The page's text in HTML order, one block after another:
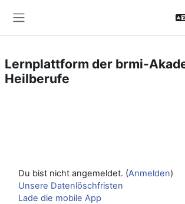
Lernplattform der brmi-
Heilberufe
Du bist nicht angemeldet. (Anmelden)
Unsere Datenlöschfristen
Lade die mobile App